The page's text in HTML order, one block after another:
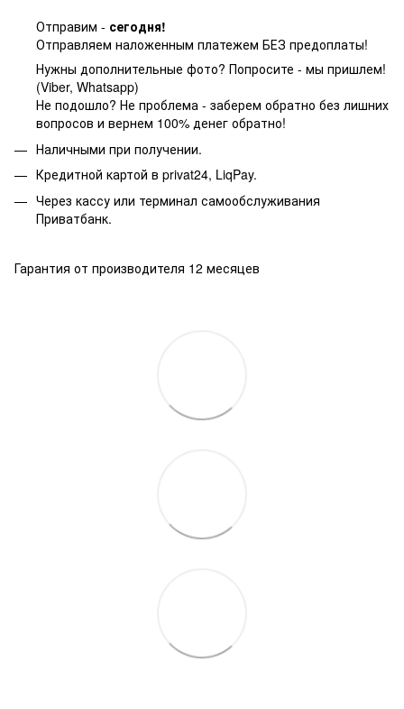
Отправим - сегодня!
Отправляем наложенным платежем БЕЗ предоплаты!
Нужны дополнительные фото? Попросите - мы пришлем!
(Viber, Whatsapp)
Не подошло? Не проблема - заберем обратно без лишних
вопросов и вернем 100% денег обратно!
Наличными при получении.
Кредитной картой в privat24, LiqPay.
Через кассу или терминал самообслуживания
Приватбанк.
Гарантия от производителя 12 месяцев